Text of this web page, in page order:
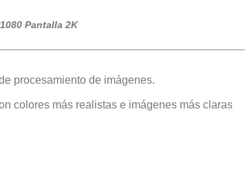
Pantalla 2K
procesamiento de imágenes.
colores más realistas e imágenes más claras